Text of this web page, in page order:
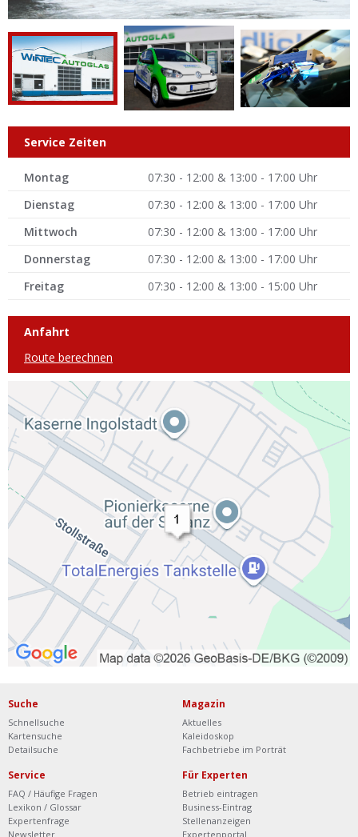
Service Zeiten
Montag
07:30 - 12:00 & 13:00 - 17:00 Uhr
Dienstag
07:30 - 12:00 & 13:00 - 17:00 Uhr
Mittwoch
07:30 - 12:00 & 13:00 - 17:00 Uhr
Donnerstag
07:30 - 12:00 & 13:00 - 17:00 Uhr
Freitag
07:30 - 12:00 & 13:00 - 15:00 Uhr
Anfahrt
Route berechnen
Suche
Schnellsuche
Kartensuche
Detailsuche
Magazin
Aktuelles
Kaleidoskop
Fachbetriebe im Porträt
Service
FAQ / Häufige Fragen
Lexikon / Glossar
Expertenfrage
Newsletter
Für Experten
Betrieb eintragen
Business-Eintrag
Stellenanzeigen
Expertenportal